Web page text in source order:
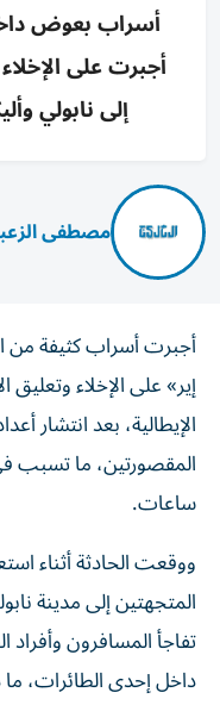
أسراب بعوض
أجبرت على
إلى نابولي
مصطفى
أجبرت أسراب كثيفة من
إير» على الإخلاء وتعليق
الإيطالية، بعد انتشار
ساعات.
ووقعت الحادثة أثناء
المتجهتين إلى مدينة
تفاجأ المسافرون
داخل إحدى الطائرات، ما